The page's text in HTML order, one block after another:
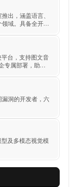
出，涵盖语言、
领域。具备全开
台，支持图文音
专属部署，助力
洞的开发者，六
及多模态视觉模